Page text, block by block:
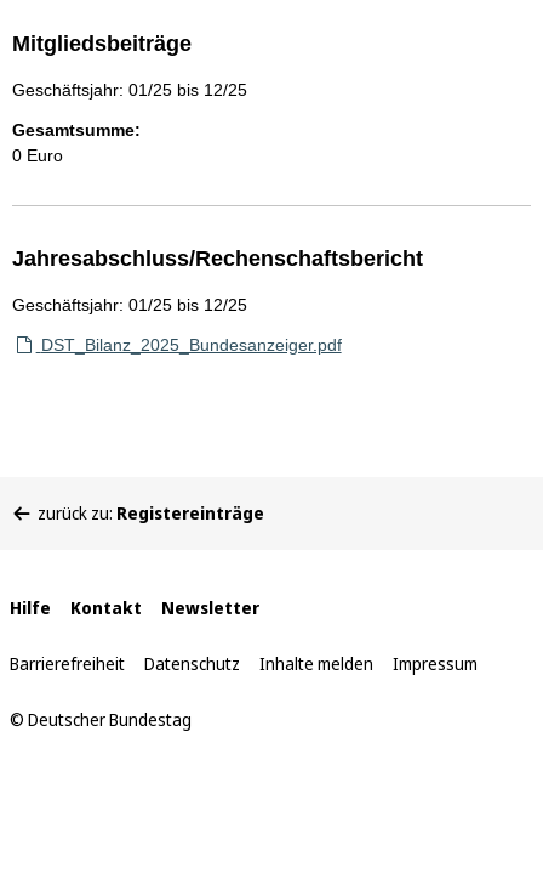
Mitgliedsbeiträge
Geschäftsjahr: 01/25 bis 12/25
Gesamtsumme:
0 Euro
Jahresabschluss/Rechenschaftsbericht
Geschäftsjahr: 01/25 bis 12/25
DST_Bilanz_2025_Bundesanzeiger.pdf
befinden
zurück zu: Registereinträge
Interne
Links
Hilfe Kontakt Newsletter
Barrierefreiheit Datenschutz Inhalte melden Impressum
© Deutscher Bundestag